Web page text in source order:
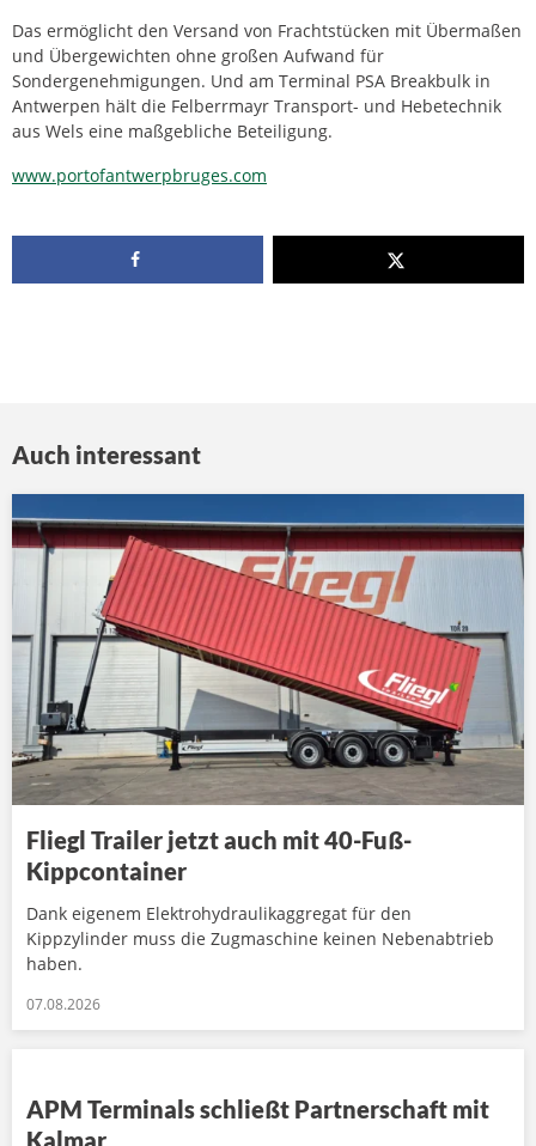
Das ermöglicht den Versand von Frachtstücken mit Übermaßen
und Übergewichten ohne großen Aufwand für
Sondergenehmigungen. Und am Terminal PSA Breakbulk in
Antwerpen hält die Felberrmayr Transport- und Hebetechnik
aus Wels eine maßgebliche Beteiligung.
www.portofantwerpbruges.com
Auch interessant
Fliegl Trailer jetzt auch mit 40-Fuß-
Kippcontainer
Dank eigenem Elektrohydraulikaggregat für den
Kippzylinder muss die Zugmaschine keinen Nebenabtrieb
haben.
07.08.2026
APM Terminals schließt Partnerschaft mit
Kalmar